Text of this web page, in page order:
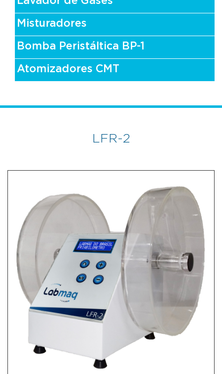
Misturadores
Bomba Peristáltica BP-1
Atomizadores CMT
LFR-2